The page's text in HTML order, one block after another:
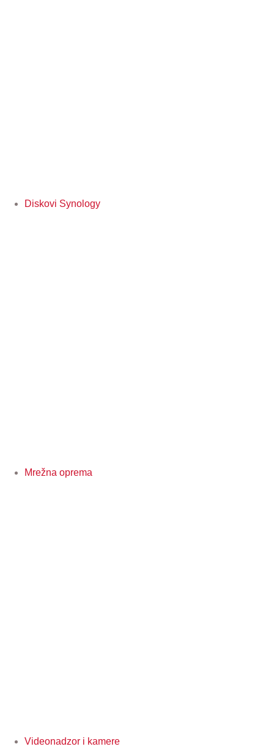
Diskovi Synology
Mrežna oprema
Videonadzor i kamere